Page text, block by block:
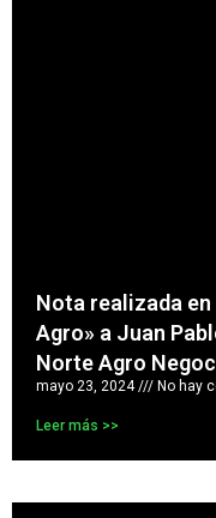
Nota realizada
Agro» a Juan
Norte Agro
mayo 23, 2024 No hay
Leer más >>